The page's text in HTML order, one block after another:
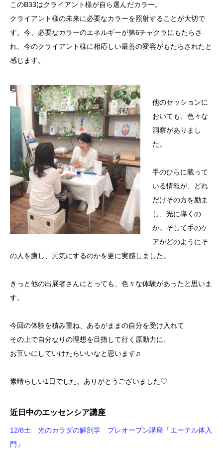
このB33はクライアント様が自ら選んだカラー。
クライアント様の未来に必要なカラーを照射することが大切で
す。今、必要なカラーのエネルギーが第6チャクラにもたらさ
れ、今のクライアント様に相応しい最善の変容がもたらされたと
感じます。
他のセッションに
おいても、色々な
洞察がありまし
た。
手のひらに載って
いる情報が、どれ
だけその方を励ま
し、光に導くの
か。そして手のケ
アがどのようにそ
の人を癒し、元気にするのかを更に実感しました。
きっと他の出展者さんにとっても、色々な体験があったと思いま
す。
今回の体験を積み重ね、あるがままの自分を受け入れて
その上で自分なりの理想を目指して行く原動力に、
お互いにしていけたらいいなと思います♫
素晴らしい1日でした。ありがとうございました♡
近日中のエッセンシア講座
12/8土 光のカラダの解剖学 プレオープン講座「エーテル体入
門」